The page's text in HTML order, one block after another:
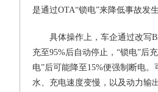
是通过OTA“锁电”来降低事故发
具体操作上，车企通过改写
充至95%后自动停止，“锁电”后
电”后可能降至15%便强制断电
水、充电速度变慢，以及动力输